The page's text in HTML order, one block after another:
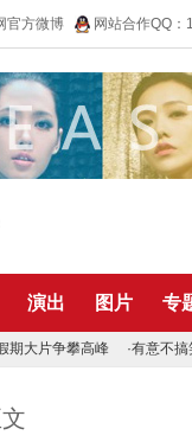
官方微博 网站合作QQ
演出 图片 专
期大片争攀高峰 ·有意不搞